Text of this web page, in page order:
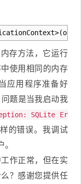
存方法，它运行
使用相同的内存
应用程序准备好
题是当我启动我
SQLite Er
的错误。我调试
作正常，但在实
？感谢您提供任